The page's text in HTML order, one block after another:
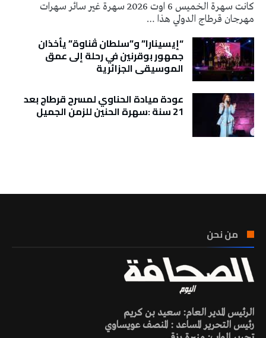
كانت سهرة الخميس 6 اوت 2026 سهرة غير سائر سهرات
مهرجان قرطاج الدولي هذا …
“إيسينارا” و”سلطان ڤناوة” يأخذان
جمهور بوقرنين في رحلة إلى عمق
الموسيقى الجزائرية
عودة ميادة الحناوي لمسرح قرطاج بعد
21 سنة :سهرة الحنين للزمن الجميل
من نحن
الرئيس المدير العام: سعيد بن كريم
رئيس التحرير المساعد : المنصف عويساوي